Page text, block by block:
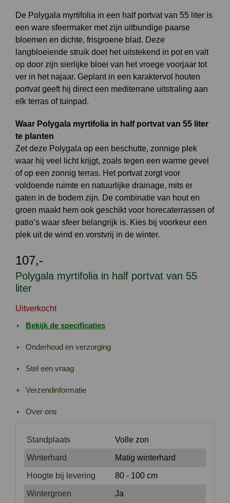
Polygala myrtifolia in half portvat van 55
liter
De Polygala myrtifolia in een half portvat van 55 liter is
een ware sfeermaker met zijn uitbundige paarse
bloemen en dichte, frisgroene blad. Deze
langbloeiende struik doet het uitstekend in pot en valt
op door zijn sierlijke bloei van het vroege voorjaar tot
ver in het najaar. Geplant in een karaktervol houten
portvat geeft hij direct een mediterrane uitstraling aan
elk terras of tuinpad.
Waar Polygala myrtifolia in half portvat van 55 liter
te planten
Zet deze Polygala op een beschutte, zonnige plek
waar hij veel licht krijgt, zoals tegen een warme gevel
of op een zonnig terras. Het portvat zorgt voor
voldoende ruimte en natuurlijke drainage, mits er
gaten in de bodem zijn. De combinatie van hout en
groen maakt hem ook geschikt voor horecaterrassen of
patio’s waar sfeer belangrijk is. Kies bij voorkeur een
plek uit de wind en vorstvrij in de winter.
107,-
Uitverkocht
Bekijk de specificaties
Onderhoud en verzorging
Stel een vraag
Verzendinformatie
Over ons
Standplaats Volle zon
Winterhard Matig winterhard
Hoogte bij levering 80 - 100 cm
Wintergroen Ja